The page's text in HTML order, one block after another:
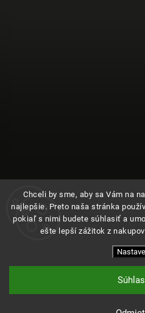
Chceli by sme, aby sa Vám na
najlepšie. Preto naša stránka
pokiaľ s nimi budete súhlasiť a
ešte lepší zážitok z
Sledovať na Instagrame
Copyright 2026Kde bolo.
Upraviť
VytvořilShoptet|